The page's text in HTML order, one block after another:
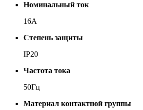
Номинальный ток
16А
Степень защиты
IP20
Частота тока
50Гц
Материал контактной группы